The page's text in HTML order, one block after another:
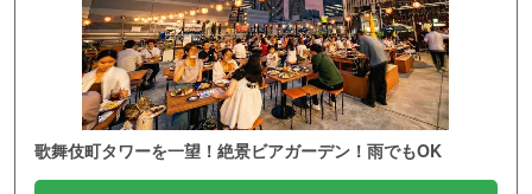
歌舞伎町タワーを一望！絶景ビアガーデン！雨でもOK